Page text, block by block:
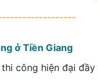
ở Tiền Giang
công hiện đại